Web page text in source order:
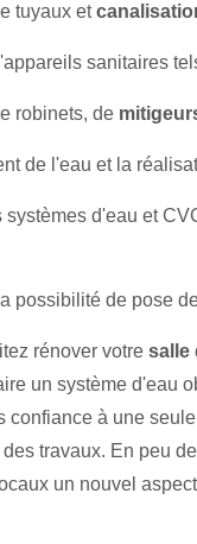
tuyaux et
sanitaires
robinets, de
de l'eau et la
systèmes d'eau et
possibilité de pose
rénover votre salle
un système d'eau
confiance à une
travaux. En peu
un nouvel